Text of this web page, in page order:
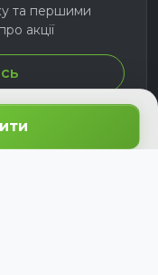
та першими
акції
захищені.